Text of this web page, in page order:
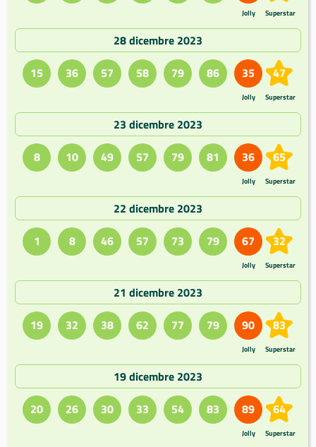
Jolly Superstar
28 dicembre 2023
15
36 57 58 79 86 35
Jolly
47
Superstar
23 dicembre 2023
8
10 49 57 79 81 36
Jolly
65
Superstar
22 dicembre 2023
1
8 46 57 73 79 67
Jolly
32
Superstar
21 dicembre 2023
19
32 38 62 77 79 90
Jolly
83
Superstar
19 dicembre 2023
20
26 30 33 54 83 89
Jolly
64
Superstar